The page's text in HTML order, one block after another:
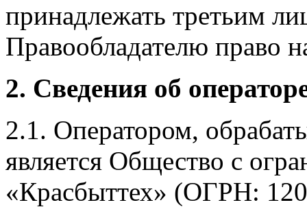
принадлежать третьим
Правообладателю право
2. Сведения об
2.1. Оператором,
является Общество с
«Красбыттех» (ОГРН: